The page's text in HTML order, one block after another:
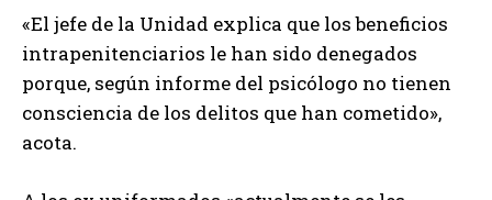
«El jefe de la Unidad explica que los beneficios
intrapenitenciarios le han sido denegados
porque, según informe del psicólogo no tienen
consciencia de los delitos que han cometido»,
acota.